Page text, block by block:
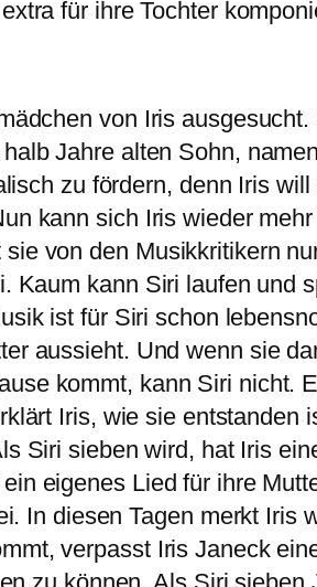
für ihre Tochter
von Iris
Jahre alten Sohn,
zu fördern, denn Iris
kann sich Iris wieder
von den Musikkritikern
Kaum kann Siri laufen und
ist für Siri schon
aussieht. Und wenn sie
kommt, kann Siri nicht.
Iris, wie sie
Siri sieben wird, hat Iris
eigenes Lied für ihre
In diesen Tagen merkt
verpasst Iris Janeck